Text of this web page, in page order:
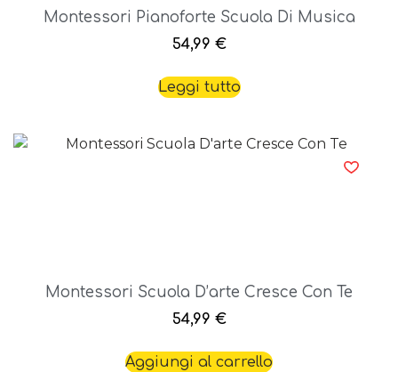
Montessori Pianoforte Scuola Di Musica
54,99 €
Leggi tutto
Montessori Scuola D’arte Cresce Con Te
54,99 €
Aggiungi al carrello